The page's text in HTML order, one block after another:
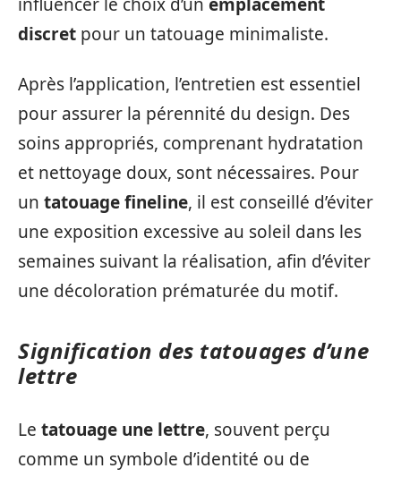
discret pour un tatouage minimaliste.
Après l’application, l’entretien est essentiel
pour assurer la pérennité du design. Des
soins appropriés, comprenant hydratation
et nettoyage doux, sont nécessaires. Pour
un tatouage fineline, il est conseillé d’éviter
une exposition excessive au soleil dans les
semaines suivant la réalisation, afin d’éviter
une décoloration prématurée du motif.
Signification des tatouages d’une
lettre
Le tatouage une lettre, souvent perçu
comme un symbole d’identité ou de